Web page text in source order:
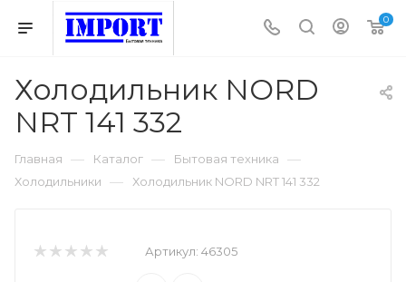
0
Холодильник NORD
NRT 141 332
Главная — Каталог — Бытовая техника —
Холодильники — Холодильник NORD NRT 141 332
Артикул: 46305